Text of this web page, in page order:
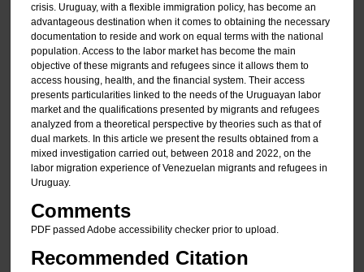
crisis. Uruguay, with a flexible immigration policy, has become an
advantageous destination when it comes to obtaining the necessary
documentation to reside and work on equal terms with the national
population. Access to the labor market has become the main
objective of these migrants and refugees since it allows them to
access housing, health, and the financial system. Their access
presents particularities linked to the needs of the Uruguayan labor
market and the qualifications presented by migrants and refugees
analyzed from a theoretical perspective by theories such as that of
dual markets. In this article we present the results obtained from a
mixed investigation carried out, between 2018 and 2022, on the
labor migration experience of Venezuelan migrants and refugees in
Uruguay.
Comments
PDF passed Adobe accessibility checker prior to upload.
Recommended Citation